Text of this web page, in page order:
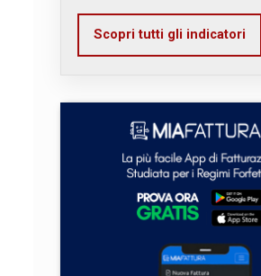
Scopri tutti gli indicatori